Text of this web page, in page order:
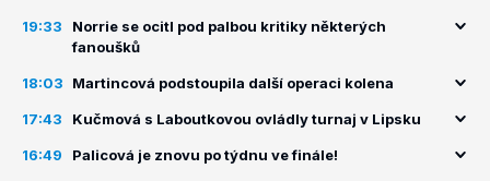
19:33
Norrie se ocitl pod palbou kritiky některých
fanoušků
18:03 Martincová podstoupila další operaci kolena
17:43 Kučmová s Laboutkovou ovládly turnaj v Lipsku
16:49 Palicová je znovu po týdnu ve finále!